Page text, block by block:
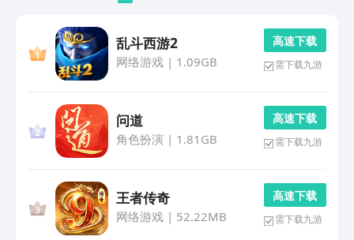
乱斗西游2
网络游戏| 1.09GB
高 速 下 载
需下载九游
问道
角色扮演 | 1.81GB
高 速 下 载
需下载九游
王者传奇
网络游戏| 52.22MB
高 速 下 载
需下载九游